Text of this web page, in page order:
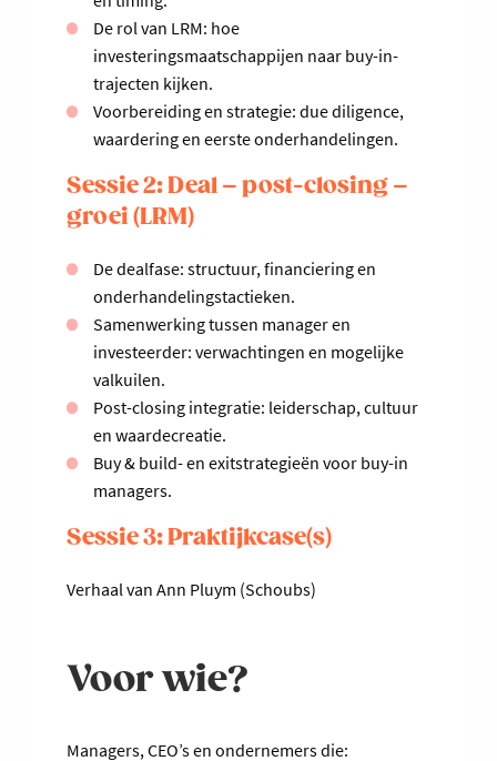
De rol van LRM: hoe
investeringsmaatschappijen naar buy-in-
trajecten kijken.
Voorbereiding en strategie: due diligence,
waardering en eerste onderhandelingen.
Sessie 2: Deal – post-closing –
groei (LRM)
De dealfase: structuur, financiering en
onderhandelingstactieken.
Samenwerking tussen manager en
investeerder: verwachtingen en mogelijke
valkuilen.
Post-closing integratie: leiderschap, cultuur
en waardecreatie.
Buy & build- en exitstrategieën voor buy-in
managers.
Sessie 3: Praktijkcase(s)
Verhaal van Ann Pluym (Schoubs)
Voor wie?
Managers, CEO’s en ondernemers die: